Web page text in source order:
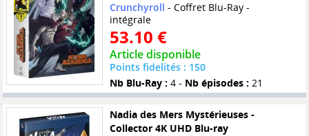
Crunchyroll - Coffret Blu-Ray -
intégrale
53.10 €
Article disponible
Points fidelités : 150
Nb Blu-Ray : 4 - Nb épisodes : 21
Nadia des Mers Mystérieuses -
Collector 4K UHD Blu-ray